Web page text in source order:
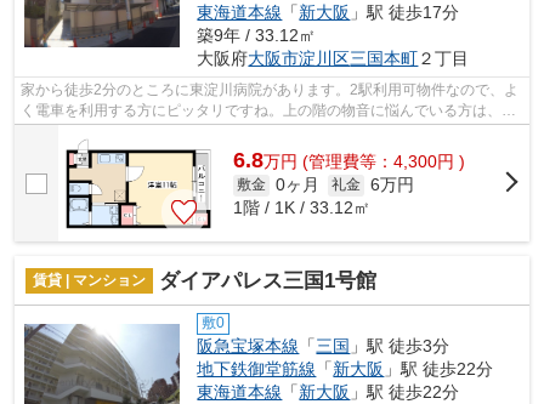
東海道本線 「新大阪 」駅 徒歩17分
築9年 / 33.12㎡
大阪府大阪市淀川区三国本町２丁目
家から徒歩2分のところに東淀川病院があります。2駅利用可物件なので、よ
く電車を利用する方にピッタリですね。上の階の物音に悩んでいる方は、上
6.8万円 (管理費等：4,300円 )
敷金 0ヶ月 礼金 6万円
1階 / 1K / 33.12㎡
賃貸 | マンション ダイアパレス三国1号館
敷0
阪急宝塚本線 「三国 」駅 徒歩3分
地下鉄御堂筋線 「新大阪 」駅 徒歩22分
東海道本線 「新大阪 」駅 徒歩22分